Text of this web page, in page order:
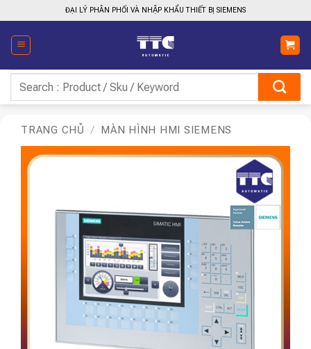
qua
nội
dung
ĐẠI LÝ PHÂN PHỐI VÀ NHẬP KHẨU THIẾT BỊ SIEMENS
kiếm:
TRANG CHỦ / MÀN HÌNH HMI SIEMENS